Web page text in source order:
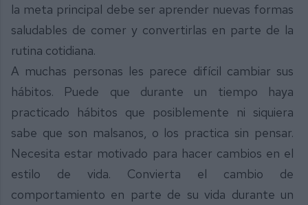
la meta principal debe ser aprender nuevas formas
saludables de comer y convertirlas en parte de la
rutina cotidiana.
A muchas personas les parece difícil cambiar sus
hábitos. Puede que durante un tiempo haya
practicado hábitos que posiblemente ni siquiera
sabe que son malsanos, o los practica sin pensar.
Necesita estar motivado para hacer cambios en el
estilo de vida. Convierta el cambio de
comportamiento en parte de su vida durante un